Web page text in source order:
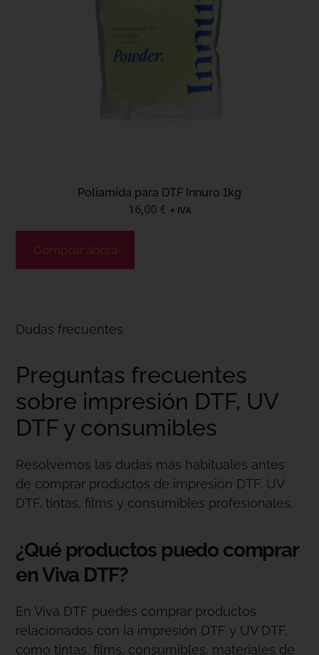
Poliamida para DTF Innuro 1kg
16,00 € + IVA
Comprar ahora
Dudas frecuentes
Preguntas frecuentes
sobre impresión DTF, UV
DTF y consumibles
Resolvemos las dudas más habituales antes
de comprar productos de impresión DTF, UV
DTF, tintas, films y consumibles profesionales.
¿Qué productos puedo comprar
en Viva DTF?
En Viva DTF puedes comprar productos
relacionados con la impresión DTF y UV DTF,
como tintas, films, consumibles, materiales de